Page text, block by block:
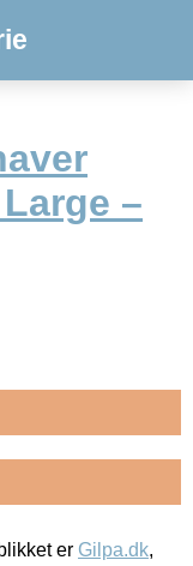
–
er Gilpa.dk,